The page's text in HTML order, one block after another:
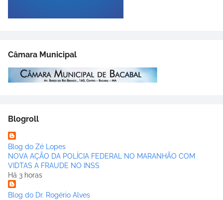
Câmara Municipal
Blogroll
Blog do Zé Lopes
NOVA AÇÃO DA POLÍCIA FEDERAL NO MARANHÃO COM
VIDTAS A FRAUDE NO INSS
Há 3 horas
Blog do Dr. Rogério Alves